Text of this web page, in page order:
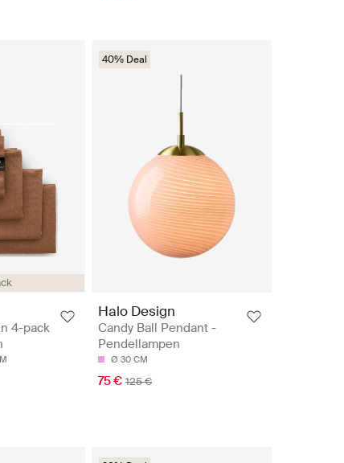
4-pack
40% Deal
Halo Design
Candy Ball Pendant -
Pendellampen
Ø 30 CM
75 € 125 €